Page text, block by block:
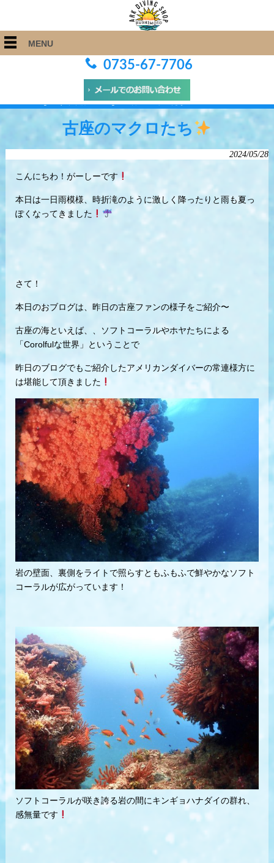
MENU
0735-67-7706
ARK Diving Shop 串本店 > Blog > 古座のマクロたち
古座のマクロたち
2024/05/28
こんにちわ！がーしーです
本日は一日雨模様、時折滝のように激しく降ったりと雨も夏っ
ぽくなってきました
さて！
本日のおブログは、昨日の古座ファンの様子をご紹介〜
古座の海といえば、、ソフトコーラルやホヤたちによる
「Corolfulな世界」ということで
昨日のブログでもご紹介したアメリカンダイバーの常連様方に
は堪能して頂きました
岩の壁面、裏側をライトで照らすともふもふで鮮やかなソフト
コーラルが広がっています！
ソフトコーラルが咲き誇る岩の間にキンギョハナダイの群れ、
感無量です